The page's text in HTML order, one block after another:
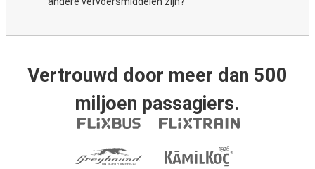
Vertrouwd door meer dan 500
miljoen passagiers.